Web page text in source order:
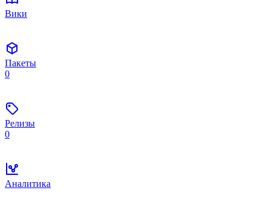
Вики
Пакеты
0
Релизы
0
Аналитика